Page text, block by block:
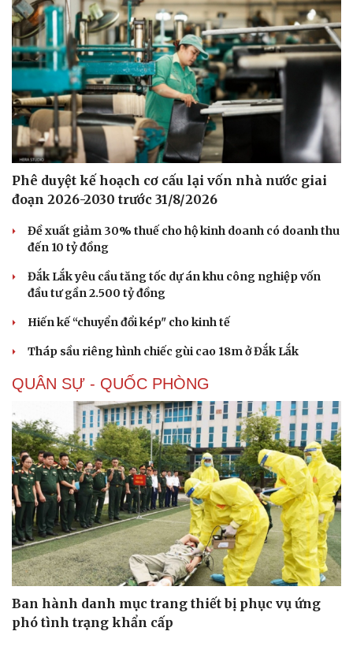
Phê duyệt kế hoạch cơ cấu lại vốn nhà nước giai
đoạn 2026-2030 trước 31/8/2026
Đề xuất giảm 30% thuế cho hộ kinh doanh có doanh thu
đến 10 tỷ đồng
Đắk Lắk yêu cầu tăng tốc dự án khu công nghiệp vốn
đầu tư gần 2.500 tỷ đồng
Hiến kế “chuyển đổi kép" cho kinh tế
Tháp sầu riêng hình chiếc gùi cao 18m ở Đắk Lắk
QUÂN SỰ - QUỐC PHÒNG
Ban hành danh mục trang thiết bị phục vụ ứng
phó tình trạng khẩn cấp